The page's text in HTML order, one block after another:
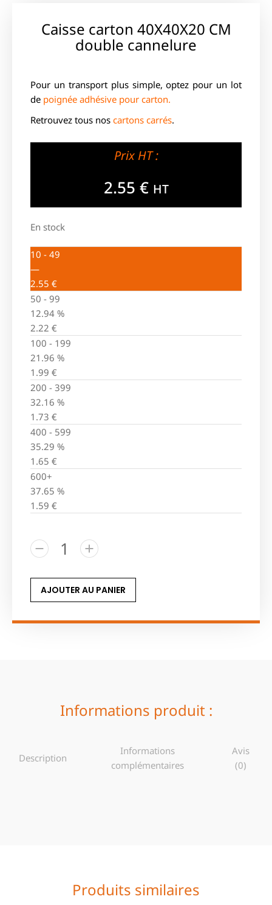
Caisse carton 40X40X20 CM
double cannelure
Pour un transport plus simple, optez pour un lot
de poignée adhésive pour carton.
Retrouvez tous nos cartons carrés.
Prix HT :
2.55 € HT
En stock
10 - 49
—
2.55 €
50 - 99
12.94 %
2.22 €
100 - 199
21.96 %
1.99 €
200 - 399
32.16 %
1.73 €
400 - 599
35.29 %
1.65 €
600+
37.65 %
1.59 €
AJOUTER AU PANIER
Informations produit :
Description
Informations
complémentaires
Avis
(0)
Produits similaires